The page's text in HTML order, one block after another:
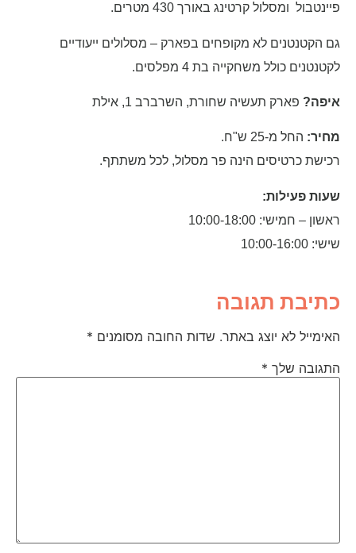
פיינטבול ומסלול קרטינג באורך 430 מטרים.
גם הקטנטנים לא מקופחים בפארק – מסלולים ייעודיים
לקטנטנים כולל משחקייה בת 4 מפלסים.
איפה? פארק תעשיה שחורת, השרברב 1, אילת
מחיר: החל מ-25 ש"ח.
רכישת כרטיסים הינה פר מסלול, לכל משתתף.
שעות פעילות:
ראשון – חמישי: 10:00-18:00
שישי: 10:00-16:00
כתיבת תגובה
האימייל לא יוצג באתר. שדות החובה מסומנים *
התגובה שלך *